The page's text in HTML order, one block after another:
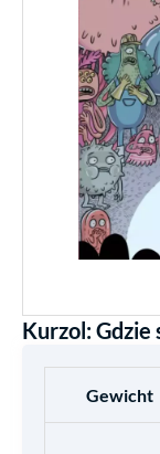
Kurzol: Gdzie
Gewicht